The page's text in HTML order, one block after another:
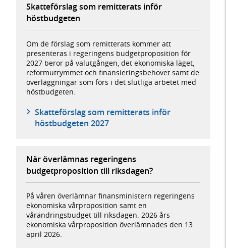
Skatteförslag som remitterats inför
höstbudgeten
Om de förslag som remitterats kommer att
presenteras i regeringens budgetproposition för
2027 beror på valutgången, det ekonomiska läget,
reformutrymmet och finansieringsbehovet samt de
överläggningar som förs i det slutliga arbetet med
höstbudgeten.
Skatteförslag som remitterats inför
höstbudgeten 2027
När överlämnas regeringens
budgetproposition till riksdagen?
På våren överlämnar finansministern regeringens
ekonomiska vårproposition samt en
vårändringsbudget till riksdagen. 2026 års
ekonomiska vårproposition överlämnades den 13
april 2026.